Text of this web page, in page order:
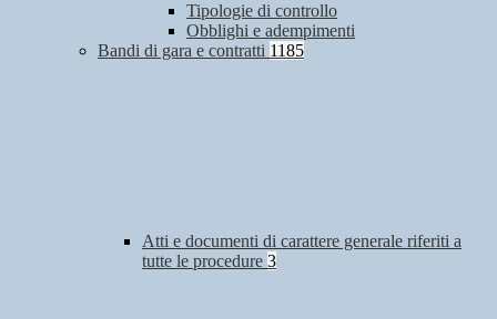
Tipologie di controllo
Obblighi e adempimenti
Bandi di gara e contratti 1185
Atti e documenti di carattere generale riferiti a
tutte le procedure 3